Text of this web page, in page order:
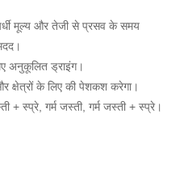
मूल्य और तेजी से प्रसव के समय
अनुकूलित ड्राइंग।
क्षेत्रों के लिए की पेशकश करेगा।
स्प्रे, गर्म जस्ती, गर्म जस्ती + स्प्रे।